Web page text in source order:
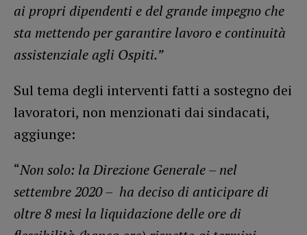
ai propri dipendenti e del grande impegno che
sta mettendo per garantire lavoro e continuità
assistenziale agli Ospiti.”
Sul tema degli interventi fatti a sostegno dei
lavoratori, non menzionati dai sindacati,
aggiunge:
“Non solo: la Direzione Generale – nel
settembre 2020 – ha deciso di anticipare di
oltre 8 mesi la liquidazione delle ore di